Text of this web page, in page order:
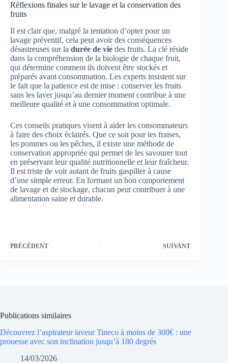
Réflexions finales sur le lavage et la conservation des
fruits
Il est clair que, malgré la tentation d’opter pour un
lavage préventif, cela peut avoir des conséquences
désastreuses sur la durée de vie des fruits. La clé réside
dans la compréhension de la biologie de chaque fruit,
qui détermine comment ils doivent être stockés et
préparés avant consommation. Les experts insistent sur
le fait que la patience est de mise : conserver les fruits
sans les laver jusqu’au dernier moment contribue à une
meilleure qualité et à une consommation optimale.
Ces conseils pratiques visent à aider les consommateurs
à faire des choix éclairés. Que ce soit pour les fraises,
les pommes ou les pêches, il existe une méthode de
conservation appropriée qui permet de les savourer tout
en préservant leur qualité nutritionnelle et leur fraîcheur.
Il est triste de voir autant de fruits gaspiller à cause
d’une simple erreur. En formant un bon comportement
de lavage et de stockage, chacun peut contribuer à une
alimentation saine et durable.
PRÉCÉDENT SUIVANT
Publications similaires
Découvrez l’aspirateur laveur Tineco à moins de 300€ : une
prouesse avec son inclination jusqu’à 180 degrés
14/03/2026